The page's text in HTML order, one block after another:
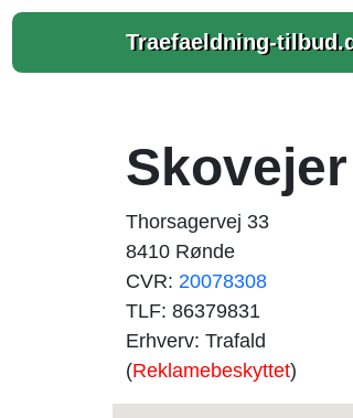
Traefaeldning-
Thorsagervej 33
8410 Rønde
CVR: 20078308
TLF: 86379831
Erhverv: Trafald
(Reklamebeskyttet)